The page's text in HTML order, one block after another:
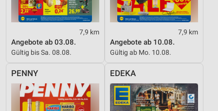
7,9 km
Angebote ab 03.08.
Gültig bis Sa. 08.08.
7,9 km
Angebote ab 10.08.
Gültig ab Mo. 10.08.
PENNY EDEKA